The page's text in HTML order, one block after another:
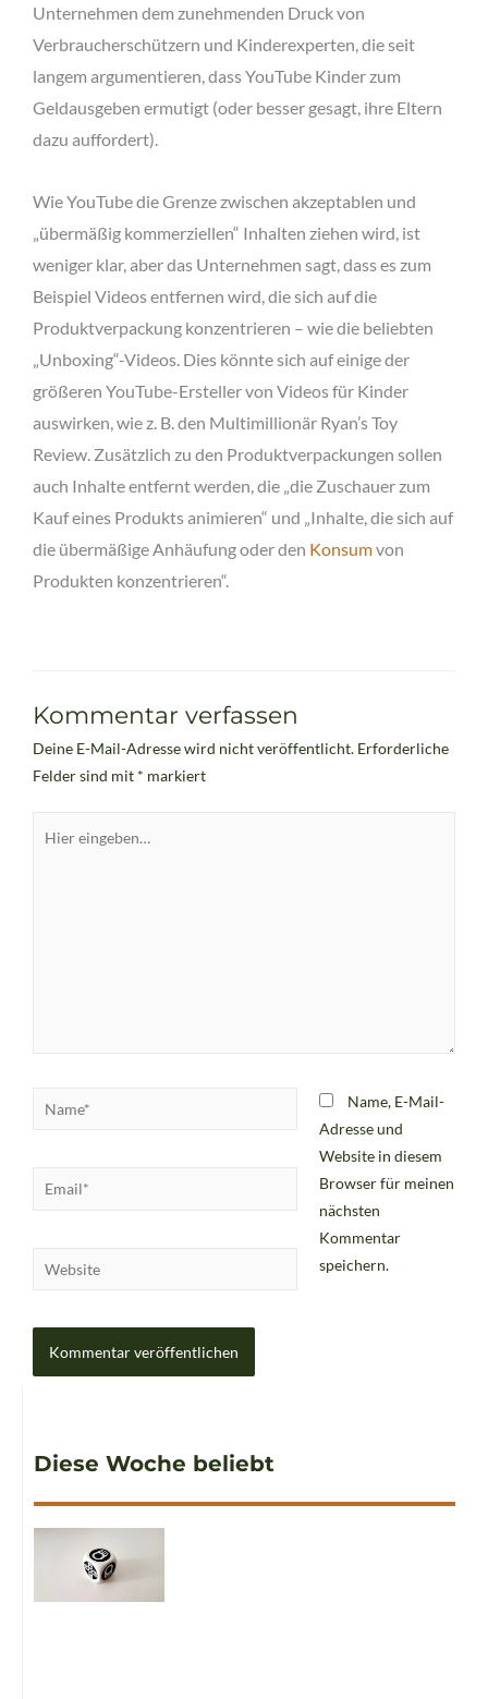
Unternehmen dem zunehmenden Druck von
Verbraucherschützern und Kinderexperten, die seit
langem argumentieren, dass YouTube Kinder zum
Geldausgeben ermutigt (oder besser gesagt, ihre Eltern
dazu auffordert).
Wie YouTube die Grenze zwischen akzeptablen und
„übermäßig kommerziellen“ Inhalten ziehen wird, ist
weniger klar, aber das Unternehmen sagt, dass es zum
Beispiel Videos entfernen wird, die sich auf die
Produktverpackung konzentrieren – wie die beliebten
„Unboxing“-Videos. Dies könnte sich auf einige der
größeren YouTube-Ersteller von Videos für Kinder
auswirken, wie z. B. den Multimillionär Ryan’s Toy
Review. Zusätzlich zu den Produktverpackungen sollen
auch Inhalte entfernt werden, die „die Zuschauer zum
Kauf eines Produkts animieren“ und „Inhalte, die sich auf
die übermäßige Anhäufung oder den Konsumvon
Produkten konzentrieren“.
Kommentar verfassen
Deine E-Mail-Adresse wird nicht veröffentlicht. Erforderliche
Felder sind mit * markiert
Name, E-Mail-
Adresse und
Website in diesem
Browser für meinen
nächsten
Kommentar
speichern.
Diese Woche beliebt